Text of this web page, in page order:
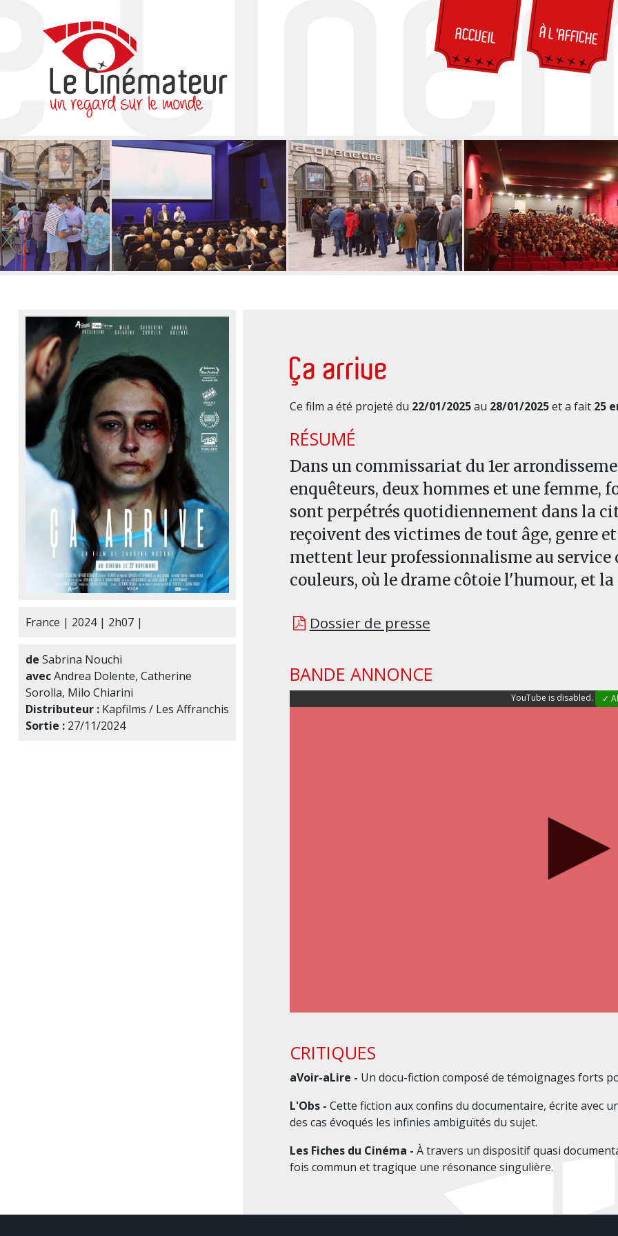
ACCUEIL À L'AFFICHE
France | 2024 | 2h07 |
de Sabrina Nouchi
avecAndrea Dolente, Catherine
Sorolla, Milo Chiarini
Distributeur : Kapfilms / Les Affranchis
Sortie : 27/11/2024
Ça arrive
Ce film a été projeté du 22/01/2025au 28/01/2025et a fait 25
RÉSUMÉ
Dans un commissariat du 1er
enquêteurs, deux hommes et une femme,
sont perpétrés quotidiennement dans la
reçoivent des victimes de tout âge, genre
mettent leur professionnalisme au service
couleurs, où le drame côtoie l'humour, et
Dossier de presse
BANDE ANNONCE
YouTube is disabled. ✓
CRITIQUES
aVoir-aLire - Un docu-fiction composé de témoignages forts
L'Obs - Cette fiction aux confins du documentaire, écrite avec
des cas évoqués les infinies ambiguïtés du sujet.
Les Fiches du Cinéma - À travers un dispositif quasi
fois commun et tragique une résonance singulière.